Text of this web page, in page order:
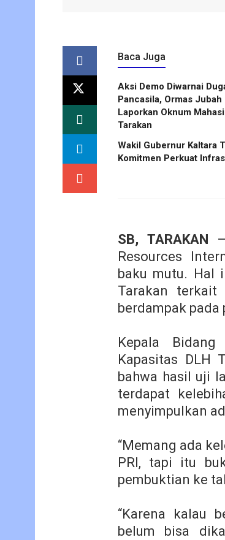
Baca Juga
Aksi Demo Diwarnai
Pancasila, Ormas Jubah
Laporkan Oknum
Tarakan
Wakil Gubernur Kaltara
Komitmen Perkuat
SB, TARAKAN
Resources
baku mutu. Hal
Tarakan terkait
berdampak pada
Kepala Bidang
Kapasitas DLH
bahwa hasil uji
terdapat
menyimpulkan
“Memang ada
PRI, tapi itu
pembuktian ke
“Karena kalau
belum bisa